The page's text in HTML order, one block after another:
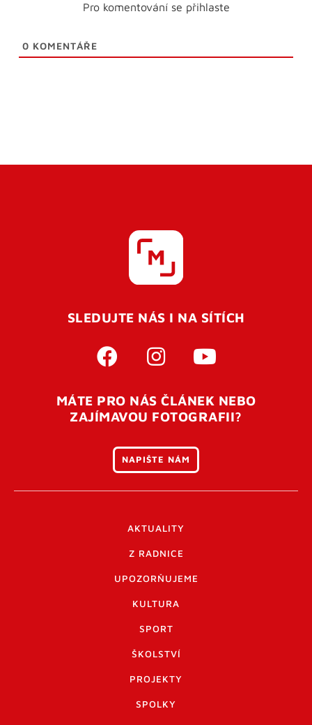
Pro komentování se přihlaste
0 KOMENTÁŘE
SLEDUJTE NÁS I NA SÍTÍCH
MÁTE PRO NÁS ČLÁNEK NEBO
ZAJÍMAVOU FOTOGRAFII?
NAPIŠTE NÁM
AKTUALITY
Z RADNICE
UPOZORŇUJEME
KULTURA
SPORT
ŠKOLSTVÍ
PROJEKTY
SPOLKY